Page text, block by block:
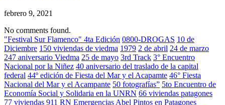
febrero 9, 2021
No comments found.
"Festival Sur Flamenco" 4ta Edición 0800-DROGAS 10 de
Diciembre 150 viviendas de viedma 1979 2 de abril 24 de marzo
247 aniversario Viedma 25 de mayo 3rd Track 3° Encuentro
Nacional por la Niñez 40 aniversario del traslado de la capital
federal 44º edición de Fiesta del Mar y el Acapamte 46° Fiesta
Nacional del Mar y el Acampante 50 fotografías” 5to Encuentro de
Economía Social y Solidaria en la UNRN 66 viviendas patagones
77 viviendas 911 RN Emergencias Abel Pintos en Patagones